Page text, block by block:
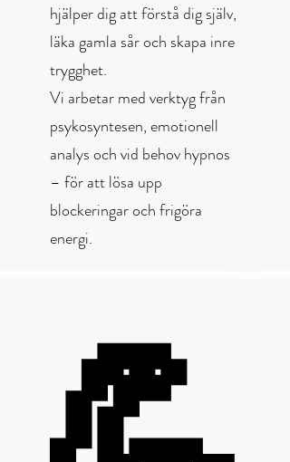
hjälper dig att förstå dig själv,
läka gamla sår och skapa inre
trygghet.
Vi arbetar med verktyg från
psykosyntesen, emotionell
analys och vid behov hypnos
– för att lösa upp
blockeringar och frigöra
energi.